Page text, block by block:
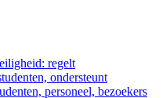
regelt
ondersteunt
personeel, bezoekers